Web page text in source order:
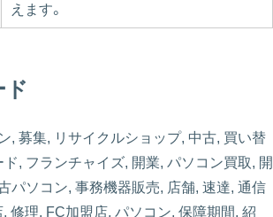
えます。
ド
, 募集, リサイクルショップ, 中古, 買い替
ド, フランチャイズ, 開業, パソコン買取, 開
パソコン, 事務機器販売, 店舗, 速達, 通信
修理, FC加盟店, パソコン, 保障期間, 紹